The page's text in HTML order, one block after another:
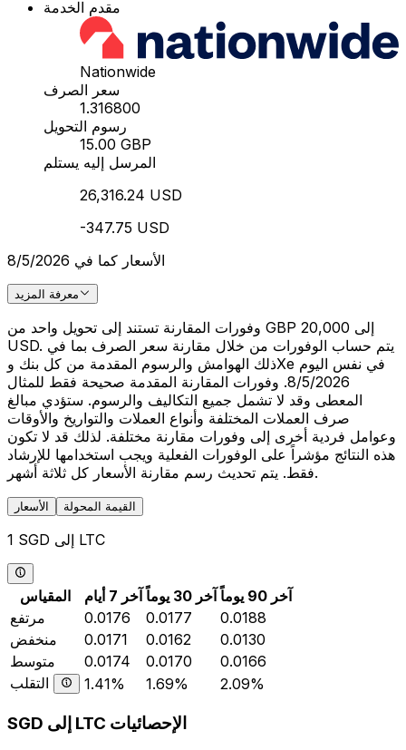
مقدم الخدمة
Nationwide
سعر الصرف
1.316800
رسوم التحويل
15.00 GBP
المرسل إليه يستلم
26,316.24 USD
-347.75 USD
الأسعار كما في 8/5/2026
معرفة المزيد
وفورات المقارنة تستند إلى تحويل واحد من GBP 20,000 إلى
USD. يتم حساب الوفورات من خلال مقارنة سعر الصرف بما في
ذلك الهوامش والرسوم المقدمة من كل بنك وXe في نفس اليوم
8/5/2026. وفورات المقارنة المقدمة صحيحة فقط للمثال
المعطى وقد لا تشمل جميع التكاليف والرسوم. ستؤدي مبالغ
صرف العملات المختلفة وأنواع العملات والتواريخ والأوقات
وعوامل فردية أخرى إلى وفورات مقارنة مختلفة. لذلك قد لا تكون
هذه النتائج مؤشراً على الوفورات الفعلية ويجب استخدامها للإرشاد
فقط. يتم تحديث رسم مقارنة الأسعار كل ثلاثة أشهر.
الأسعار القيمة المحولة
1 SGD إلى LTC
المقياس آخر 7 أيام آخر 30 يوماً
آخر 90 يوماً
مرتفع
0.0176 0.0177
0.0188
منخفض
0.0171 0.0162
0.0130
متوسط
0.0174 0.0170
0.0166
التقلب
1.41% 1.69% 2.09%
SGD إلى LTC الإحصائيات